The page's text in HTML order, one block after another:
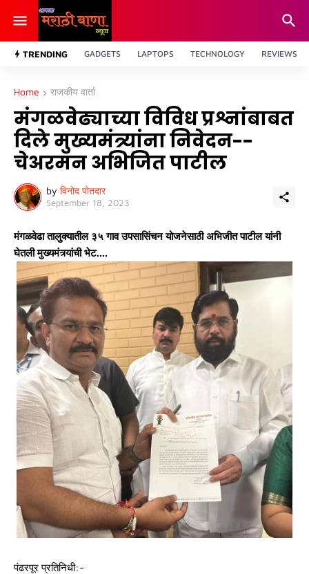
TRENDING GADGETS LAPTOPS TECHNOLOGY REVIEWS
Home राजकीय वार्ता
मंगळवेढ्याच्या विविध प्रश्नांबाबत
दिले मुख्यमंत्र्यांना निवेदन--
चेअरमन अभिजित पाटील
by विनोद पोतदार
September 18, 2023
मंगळवेढा तालुक्यातील ३५ गाव उपसासिंचन योजनेसाठी अभिजीत पाटील यांनी
घेतली मुख्यमंत्र्यांची भेट....
पंढरपूर प्रतिनिधी:-